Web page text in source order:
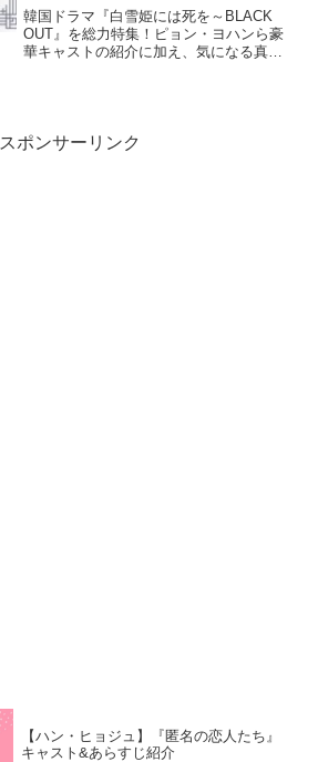
む
韓国ドラマ『白雪姫には死を～BLACK
OUT』を総力特集！ピョン・ヨハンら豪
華キャストの紹介に加え、気になる真犯
スポンサーリンク
【ハン・ヒョジュ】『匿名の恋人たち』
キャスト&あらすじ紹介